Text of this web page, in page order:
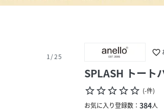
1/25 favorite_border
SPLASH トート
star_borderstar_borderstar_borderstar_borderstar_border (-件)
お気に入り登録数： 384人